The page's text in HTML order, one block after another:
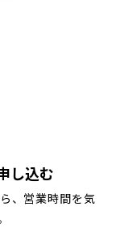
し込む
、営業時間を気